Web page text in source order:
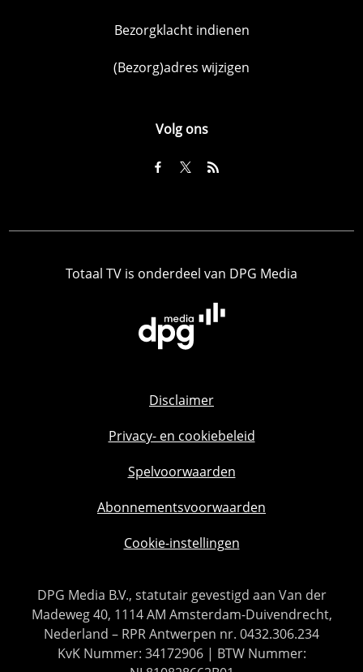
Bezorgklacht indienen
(Bezorg)adres wijzigen
Volg ons
Totaal TV is onderdeel van DPG Media
Disclaimer
Privacy- en cookiebeleid
Spelvoorwaarden
Abonnementsvoorwaarden
Cookie-instellingen
DPG Media B.V., statutair gevestigd aan Van der
Madeweg 40, 1114 AM Amsterdam-Duivendrecht,
Nederland – RPR Antwerpen nr. 0432.306.234
KvK Nummer: 34172906 | BTW Nummer: